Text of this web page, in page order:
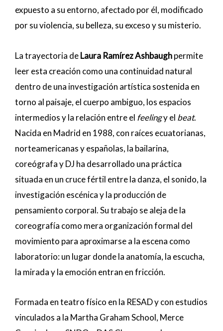
expuesto a su entorno, afectado por él, modificado
por su violencia, su belleza, su exceso y su misterio.
La trayectoria deLaura Ramírez Ashbaughpermite
leer esta creación como una continuidad natural
dentro de una investigación artística sostenida en
torno al paisaje, el cuerpo ambiguo, los espacios
intermedios y la relación entre el feelingy el beat.
Nacida en Madrid en 1988, con raíces ecuatorianas,
norteamericanas y españolas, la bailarina,
coreógrafa y DJ ha desarrollado una práctica
situada en un cruce fértil entre la danza, el sonido, la
investigación escénica y la producción de
pensamiento corporal. Su trabajo se aleja de la
coreografía como mera organización formal del
movimiento para aproximarse a la escena como
laboratorio: un lugar donde la anatomía, la escucha,
la mirada y la emoción entran en fricción.
Formada en teatro físico en la RESAD y con estudios
vinculados a la Martha Graham School, Merce